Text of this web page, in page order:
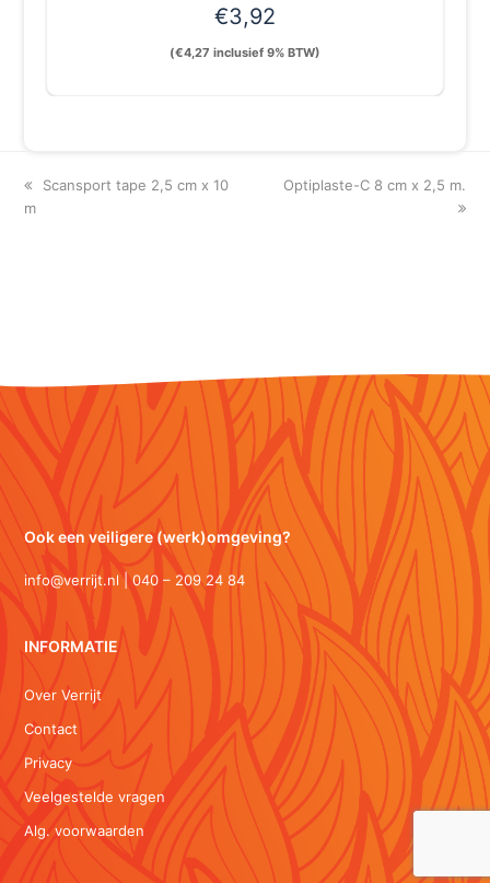
€3,92
(€4,27 inclusief 9% BTW)
previous
Scansport tape 2,5 cm x 10
m
next
Optiplaste-C 8 cm x 2,5 m.
Ook een veiligere (werk)omgeving?
info@verrijt.nl | 040 – 209 24 84
INFORMATIE
Over Verrijt
Contact
Privacy
Veelgestelde vragen
Alg. voorwaarden